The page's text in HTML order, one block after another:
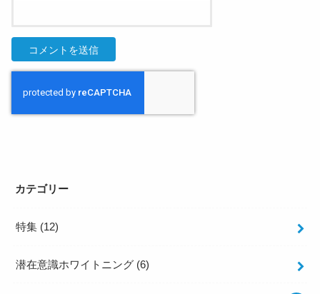
カテゴリー
特集 (12)
潜在意識ホワイトニング (6)